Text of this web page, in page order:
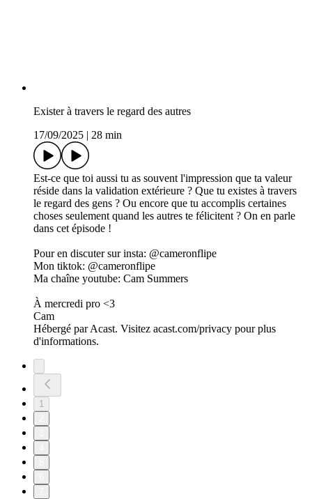
Exister à travers le regard des autres
17/09/2025
28 min
Est-ce que toi aussi tu as souvent l'impression que ta valeur
réside dans la validation extérieure ? Que tu existes à travers
le regard des gens ? Ou encore que tu accomplis certaines
choses seulement quand les autres te félicitent ? On en parle
dans cet épisode !
Pour en discuter sur insta: @cameronflipe
Mon tiktok: @cameronflipe
Ma chaîne youtube: Cam Summers
À mercredi pro <3
Cam
Hébergé par Acast. Visitez acast.com/privacy pour plus
d'informations.
1